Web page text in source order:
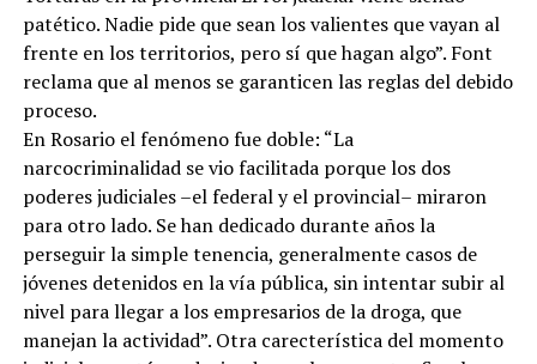
patético. Nadie pide que sean los valientes que vayan al
frente en los territorios, pero sí que hagan algo”. Font
reclama que al menos se garanticen las reglas del debido
proceso.
En Rosario el fenómeno fue doble: “La
narcocriminalidad se vio facilitada porque los dos
poderes judiciales –el federal y el provincial– miraron
para otro lado. Se han dedicado durante años la
perseguir la simple tenencia, generalmente casos de
jóvenes detenidos en la vía pública, sin intentar subir al
nivel para llegar a los empresarios de la droga, que
manejan la actividad”. Otra carecterística del momento